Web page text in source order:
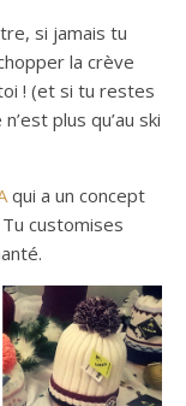
si jamais tu
la crève
! (et si tu restes
plus qu’au ski
qui a un concept
customises